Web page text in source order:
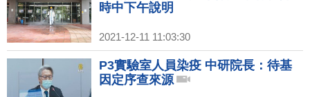
時中下午說明
2021-12-11 11:03:30
P3實驗室人員染疫 中研院長：待基
因定序查來源